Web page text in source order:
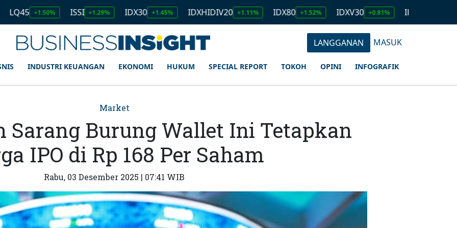
ISSI +1.29% IDX30 +1.45% IDXHIDIV20 +1.11% IDX80 +1.52% IDXV30 +0.81% IDXQ30 +1.23%
LANGGANAN MASUK
INDUSTRI KEUANGAN EKONOMI HUKUM SPECIAL REPORT TOKOH OPINI INFOGRAFIK
Market
Sarang Burung Wallet Ini Tetapkan
IPO di Rp 168 Per Saham
Rabu, 03 Desember 2025 | 07:41 WIB